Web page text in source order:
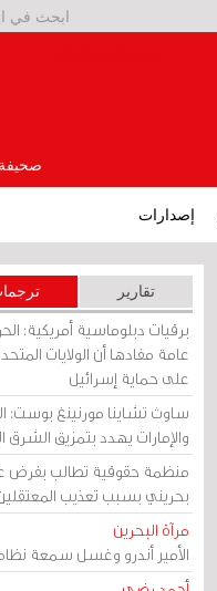
إصدارات
تقارير
برقيات دبلوماسية أمريكية:
عامة مفادها أن الولايات
على حماية إسرائيل
ساوث تشاينا مورنينغ بوست:
والإمارات يهدد بتمزيق الشرق
منظمة حقوقية تطالب بفرض
بحريني بسبب تعذيب
مرآة البحرين
الأمير أندرو وغسل سمعة